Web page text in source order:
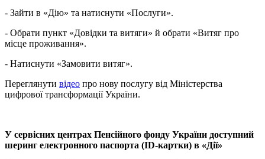
- Зайти в «Дію» та натиснути «Послуги».
- Обрати пункт «Довідки та витяги» й обрати «Витяг про
місце проживання».
- Натиснути «Замовити витяг».
Переглянути відео про нову послугу від Міністерства
цифрової трансформації України.
У сервісних центрах Пенсійного фонду України доступний
шеринг електронного паспорта (ID-картки) в «Дії»